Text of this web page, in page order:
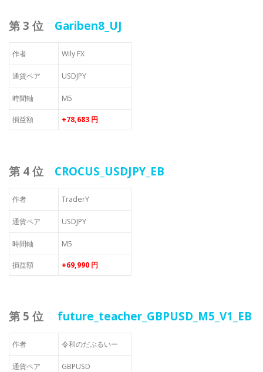
第 3 位 Gariben8_UJ
作者 Wily FX
通貨ペア USDJPY
時間軸 M5
損益額 +78,683 円
第 4 位 CROCUS_USDJPY_EB
作者 TraderY
通貨ペア USDJPY
時間軸 M5
損益額 +69,990 円
第 5 位 future_teacher_GBPUSD_M5_V1_EB
作者 令和のだぶるいー
通貨ペア GBPUSD